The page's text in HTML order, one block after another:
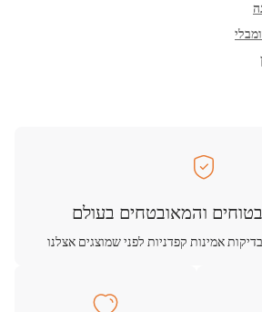
והמאובטחים בעולם
אמינות קפדניות לפני שמוצגים אצלנו